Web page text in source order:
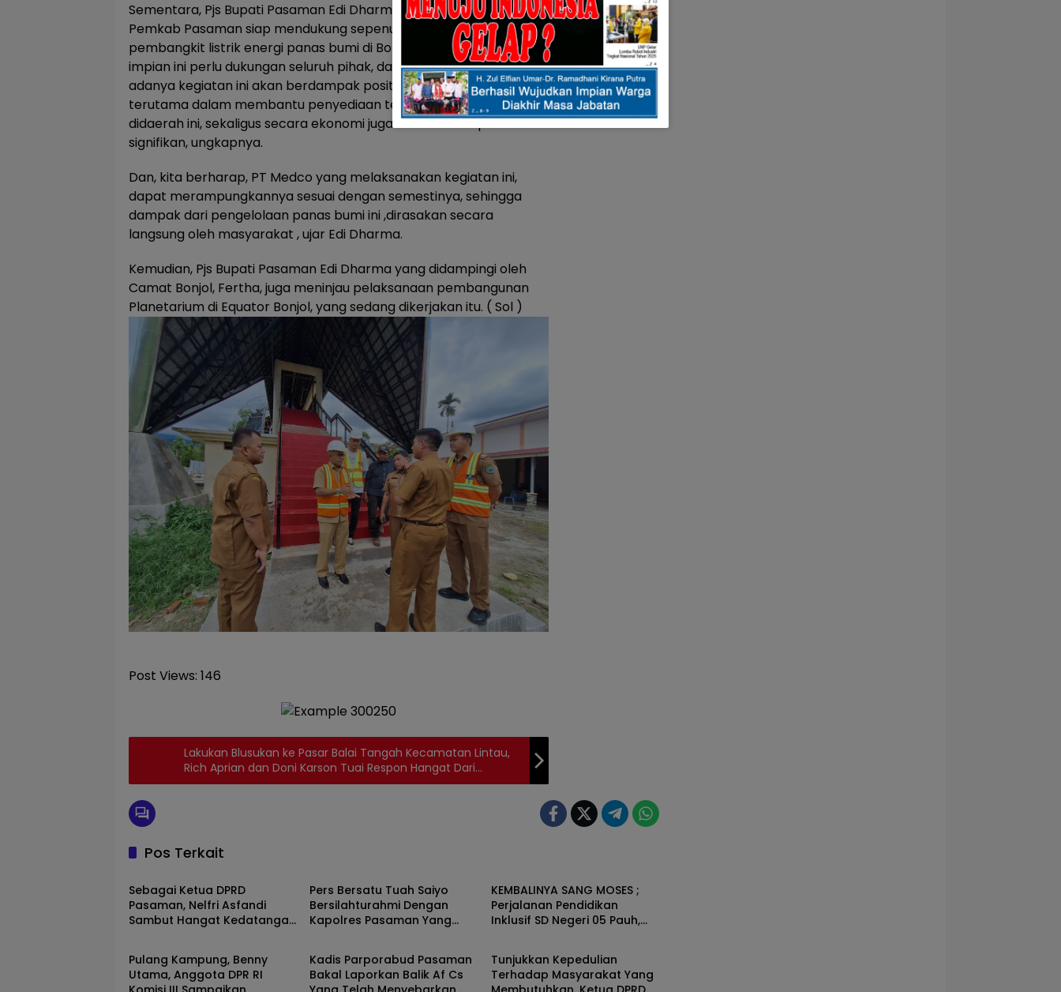
Sementara, Pjs Bupati Pasaman Edi Dharma menyebutkan, bahwa
Pemkab Pasaman siap mendukung sepenuhnya pembangunan
pembangkit listrik energi panas bumi di Bonjol ini, guna mewujudkan
impian ini perlu dukungan seluruh pihak, dan tentunya dengan
adanya kegiatan ini akan berdampak positif bagi masyarakat
terutama dalam membantu penyediaan tenaga listrik, terutama
didaerah ini, sekaligus secara ekonomi juga akan terdampak
signifikan, ungkapnya.
Dan, kita berharap, PT Medco yang melaksanakan kegiatan ini,
dapat merampungkannya sesuai dengan semestinya, sehingga
dampak dari pengelolaan panas bumi ini ,dirasakan secara
langsung oleh masyarakat , ujar Edi Dharma.
Kemudian, Pjs Bupati Pasaman Edi Dharma yang didampingi oleh
Camat Bonjol, Fertha, juga meninjau pelaksanaan pembangunan
Planetarium di Equator Bonjol, yang sedang dikerjakan itu. ( Sol )
Post Views: 146
Lakukan Blusukan ke Pasar Balai Tangah Kecamatan Lintau,
Rich Aprian dan Doni Karson Tuai Respon Hangat Dari
Masyaraka
Pos Terkait
Pasaman
Sebagai Ketua DPRD
Pasaman, Nelfri Asfandi
Sambut Hangat Kedatangan
Pers Bersatu Tuah Saiyo
Bersilahturahmi Dengan
Kapolres Pasaman Yang
KEMBALINYA SANG MOSES ;
Perjalanan Pendidikan
Inklusif SD Negeri 05 Pauh,
Guru SDN Pauh , Lubuk
Sikaping, Pasaman.)
Pasaman
Pulang Kampung, Benny
Utama, Anggota DPR RI
Pasaman
Kadis Parporabud Pasaman
Bakal Laporkan Balik Af Cs
Pasaman
Tunjukkan Kepedulian
Terhadap Masyarakat Yang